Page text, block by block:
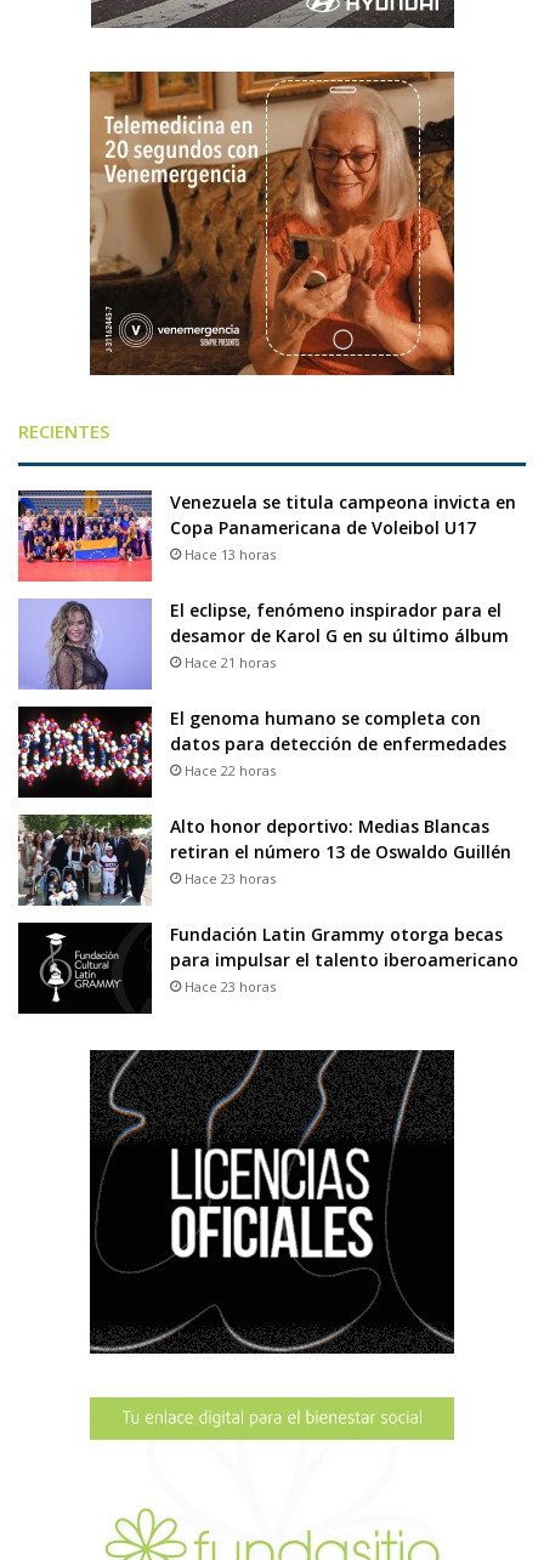
RECIENTES
Venezuela se titula campeona invicta en
Copa Panamericana de Voleibol U17
Hace 13 horas
El eclipse, fenómeno inspirador para el
desamor de Karol G en su último álbum
Hace 21 horas
El genoma humano se completa con
datos para detección de enfermedades
Hace 22 horas
Alto honor deportivo: Medias Blancas
retiran el número 13 de Oswaldo Guillén
Hace 23 horas
Fundación Latin Grammy otorga becas
para impulsar el talento iberoamericano
Hace 23 horas